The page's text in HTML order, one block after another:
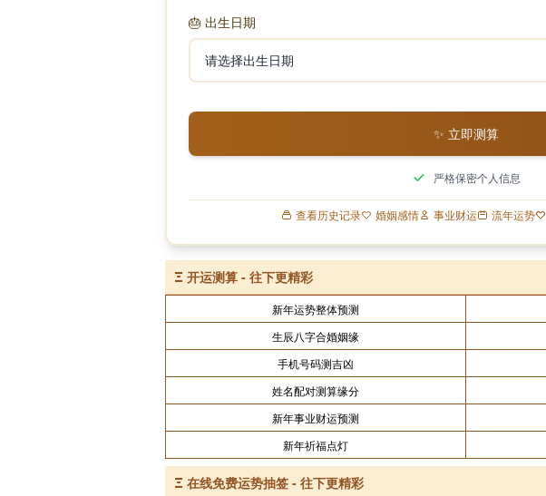
🎂 出生日期
✨ 立即测算
严格保密个人信息
查看历史记录 婚姻感情 事业财运 流年运势
Ξ 开运测算 - 往下更精彩
新年运势整体预测
生辰八字合婚姻缘
手机号码测吉凶
姓名配对测算缘分
新年事业财运预测
新年祈福点灯
Ξ 在线免费运势抽签 - 往下更精彩